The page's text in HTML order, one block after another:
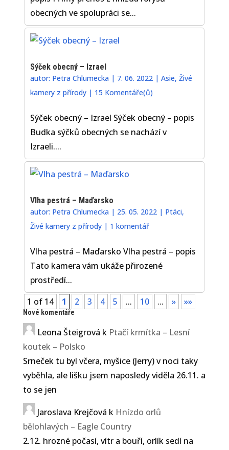
obecných ve spolupráci se...
Sýček obecný – Izrael
autor: Petra Chlumecka | 7. 06. 2022 |Asie,Živé
kamery z přírody | 15 Komentáře(ů)
Sýček obecný – Izrael Sýček obecný – popis
Budka sýčků obecných se nachází v
Izraeli....
Vlha pestrá – Maďarsko
autor: Petra Chlumecka | 25. 05. 2022 | Ptáci,
Živé kamery z přírody | 1 komentář
Vlha pestrá – Maďarsko Vlha pestrá – popis
Tato kamera vám ukáže přirozené
prostředí...
1 of 14
1 2 3 4 5 ... 10 ... » »»
Nové komentáře
Leona Šteigrová k Ptačí krmítka – Lesní
koutek – Polsko
Srneček tu byl včera, myšice (Jerry) v noci taky
vyběhla, ale lišku jsem naposledy viděla 26.11. a
to se jen
Jaroslava Krejčová k Hnízdo orlů
bělohlavých – Eagle Country
2.12. hrozné počasí, vítr a bouří, orlík sedí na